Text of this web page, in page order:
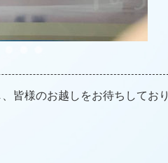
皆様のお越しをお待ちしており